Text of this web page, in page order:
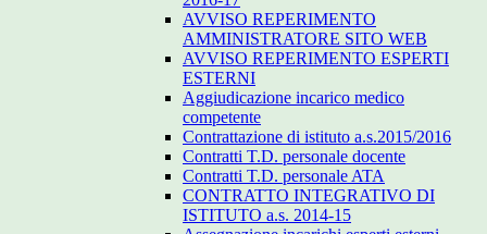
AVVISO REPERIMENTO
AMMINISTRATORE SITO WEB
AVVISO REPERIMENTO ESPERTI
ESTERNI
Aggiudicazione incarico medico
competente
Contrattazione di istituto a.s.2015/2016
Contratti T.D. personale docente
Contratti T.D. personale ATA
CONTRATTO INTEGRATIVO DI
ISTITUTO a.s. 2014-15